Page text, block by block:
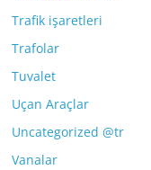
Trafik işaretleri
Trafolar
Tuvalet
Uçan Araçlar
Uncategorized @tr
Vanalar